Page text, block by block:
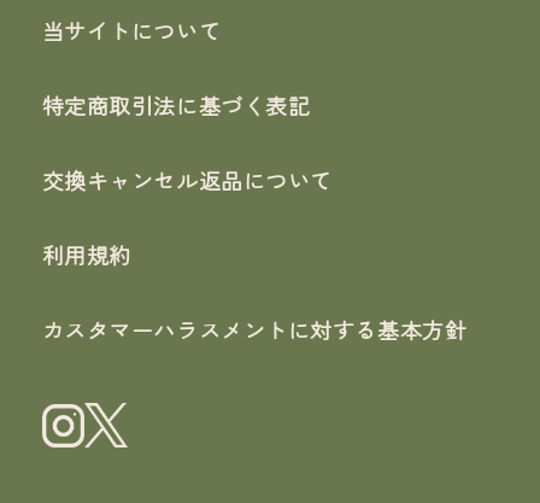
当サイトについて
特定商取引法に基づく表記
交換キャンセル返品について
利用規約
カスタマーハラスメントに対する基本方針